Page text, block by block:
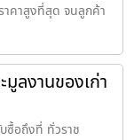
าคาสูงที่สุด จนลูกค้า
ลงานของเก่า
ซื้อถึงที่ ทั่วราช